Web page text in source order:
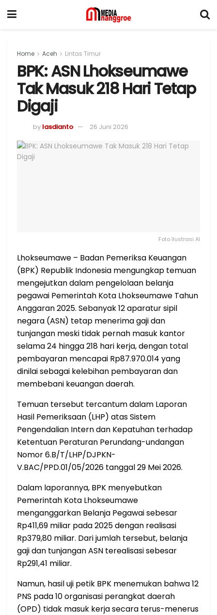
Home Aceh Lintas Timur
BPK: ASN Lhokseumawe
Tak Masuk 218 Hari Tetap
Digaji
by lasdianto 26 Juni 2026
Foto Ilustrasi AI
Lhokseumawe – Badan Pemeriksa Keuangan
(BPK) Republik Indonesia mengungkap temuan
mengejutkan dalam pengelolaan belanja
pegawai Pemerintah Kota Lhokseumawe Tahun
Anggaran 2025. Sebanyak 12 aparatur sipil
negara (ASN) tetap menerima gaji dan
tunjangan meski tidak pernah masuk kantor
selama 24 hingga 218 hari kerja, dengan total
pembayaran mencapai Rp87.970.014 yang
dinilai sebagai kelebihan pembayaran dan
membebani keuangan daerah.
Temuan tersebut tercantum dalam Laporan
Hasil Pemeriksaan (LHP) atas Sistem
Pengendalian Intern dan Kepatuhan terhadap
Ketentuan Peraturan Perundang-undangan
Nomor 6.B/T/LHP/DJPKN-
V.BAC/PPD.01/05/2026 tanggal 29 Mei 2026.
Dalam laporannya, BPK menyebutkan
Pemerintah Kota Lhokseumawe
menganggarkan Belanja Pegawai sebesar
Rp411,69 miliar pada 2025 dengan realisasi
Rp379,80 miliar. Dari jumlah tersebut, belanja
gaji dan tunjangan ASN terealisasi sebesar
Rp291,41 miliar.
Namun, hasil uji petik BPK menemukan bahwa 12
PNS pada 10 organisasi perangkat daerah
(OPD) tidak masuk kerja secara terus-menerus